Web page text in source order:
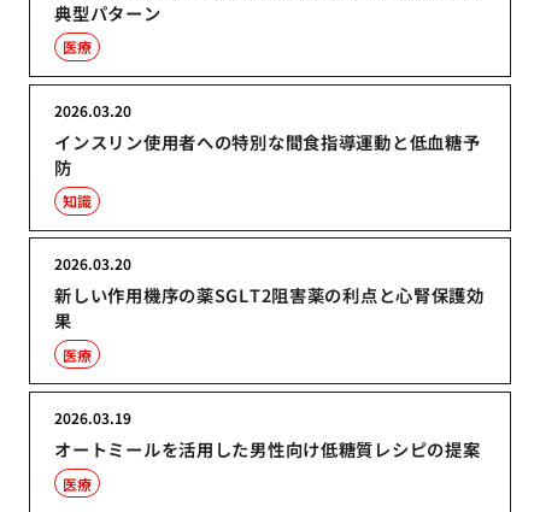
典型パターン
医療
インスリン使用者への特別な間食指導運動と低血糖予
防
2026.03.20
知識
新しい作用機序の薬SGLT2阻害薬の利点と心腎保護効
果
2026.03.20
医療
オートミールを活用した男性向け低糖質レシピの提案
2026.03.19
医療